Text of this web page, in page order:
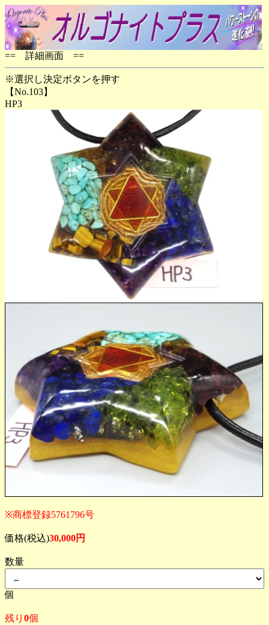
== 詳細画面 ==
※選択し決定ボタンを押す
【No.103】
HP3
※商標登録5761796号
価格(税込)30,000円
数量
個
残り 0個